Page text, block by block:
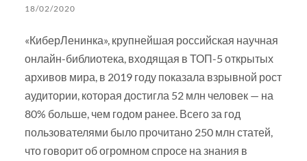
18/02/2020
«КиберЛенинка», крупнейшая российская научная
онлайн-библиотека, входящая в ТОП-5 открытых
архивов мира, в 2019 году показала взрывной рост
аудитории, которая достигла 52 млн человек — на
80% больше, чем годом ранее. Всего за год
пользователями было прочитано 250 млн статей,
что говорит об огромном спросе на знания в